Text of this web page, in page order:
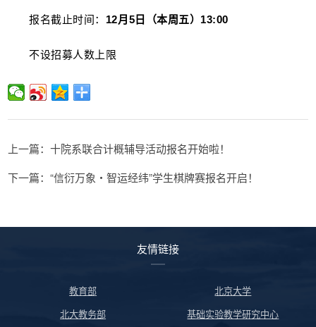
报名截止时间： 12月5日（本周五）13:00
不设招募人数上限
上一篇：十院系联合计概辅导活动报名开始啦！
下一篇：“信衍万象・智运经纬”学生棋牌赛报名开启！
友情链接
教育部
北京大学
北大教务部
基础实验教学研究中心